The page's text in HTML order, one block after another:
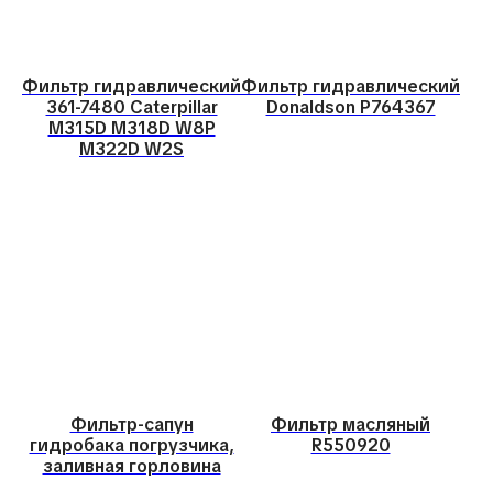
Фильтр гидравлический
361-7480 Caterpillar
M315D M318D W8P
M322D W2S
Фильтр гидравлический
Donaldson P764367
Фильтр-сапун
гидробака погрузчика,
заливная горловина
Фильтр масляный
R550920